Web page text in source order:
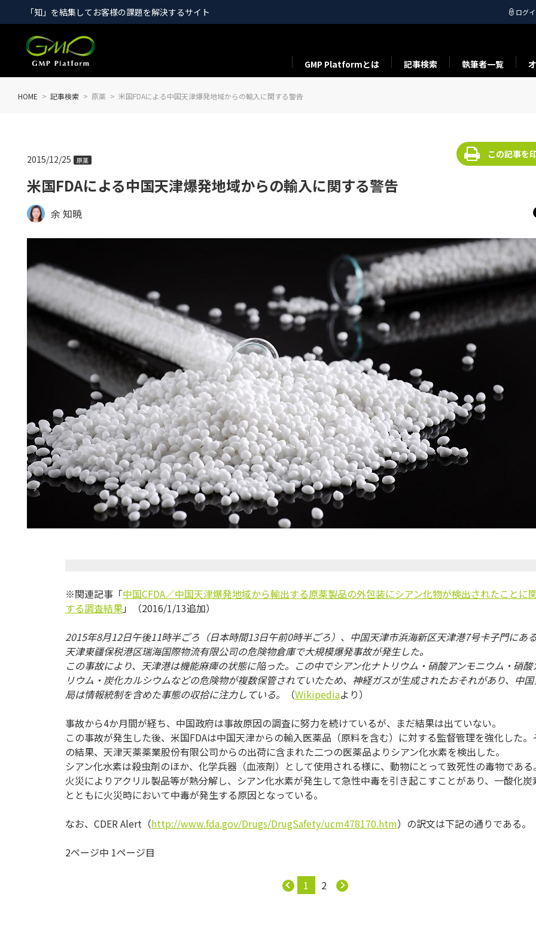
「知」を結集してお客様の課題を解決するサイト ログ
GMP Platformとは 記事検索 執筆者一覧
HOME 記事検索 原薬 米国FDAによる中国天津爆発地域からの輸入に関する警告
米国FDAによる中国天津爆発地域からの輸入に関する警告
2015/12/25 原薬
この記事を
余 知暁
※関連記事「中国CFDA／中国天津爆発地域から輸出する原薬製品の外包装にシアン化物が検出されたことに
する調査結果」（2016/1/13追加）
2015年8月12日午後11時半ごろ（日本時間13日午前0時半ごろ）、中国天津市浜海新区天津港7号卡子門にある
天津東疆保税港区瑞海国際物流有限公司の危険物倉庫で大規模爆発事故が発生した。
この事故により、天津港は機能麻痺の状態に陥った。この中でシアン化ナトリウム・硝酸アンモニウム・硝酸
リウム・炭化カルシウムなどの危険物が複数保管されていたため、神経ガスが生成されたおそれがあり、中
局は情報統制を含めた事態の収拾に注力している。
（Wikipediaより）
事故から4か月間が経ち、中国政府は事故原因の調査に努力を続けているが、まだ結果は出ていない。
この事故が発生した後、米国FDAは中国天津からの輸入医薬品（原料を含む）に対する監督管理を強化した。
の結果、天津天薬薬業股份有限公司からの出荷に含まれた二つの医薬品よりシアン化水素を検出した。
シアン化水素は殺虫剤のほか、化学兵器（血液剤）として使用される様に、動物にとって致死性の毒物である。
火災によりアクリル製品等が熱分解し、シアン化水素が発生して急性中毒を引き起こすことがあり、一酸化炭
とともに火災時において中毒が発生する原因となっている。
なお、CDER Alert（http://www.fda.gov/Drugs/DrugSafety/ucm478170.htm）の訳文は下記の通りである。
2ページ中 1ページ目
1 2